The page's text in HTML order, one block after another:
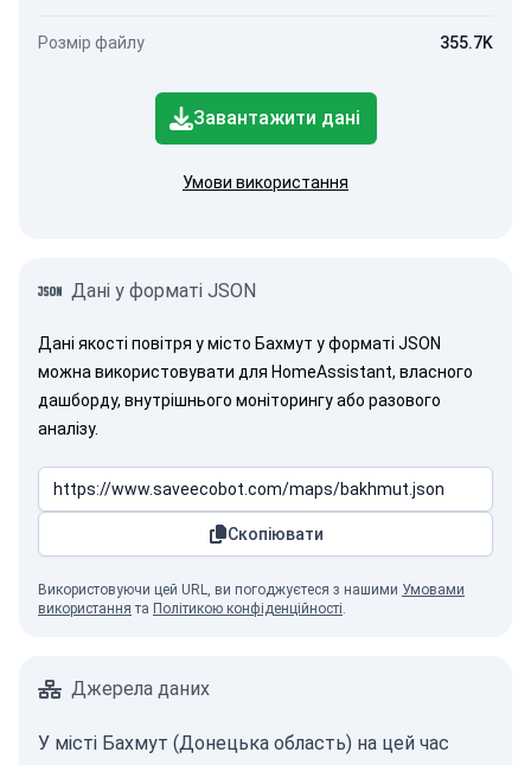
Розмір файлу 355.7K
Завантажити дані
Умови використання
Дані у форматі JSON
Дані якості повітря у місто Бахмут у форматі JSON
можна використовувати для HomeAssistant, власного
дашборду, внутрішнього моніторингу або разового
аналізу.
Скопіювати
Використовуючи цей URL, ви погоджуєтеся з нашими Умовами
використання та Політикою конфіденційності.
Джерела даних
У місті Бахмут (Донецька область) на цей час